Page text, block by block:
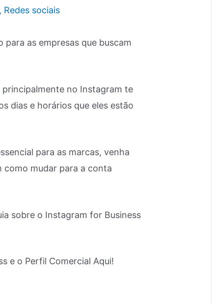
, Redes sociais
para as empresas que buscam
principalmente no Instagram te
dias e horários que eles estão
para as marcas, venha
como mudar para a conta
sobre o Instagram for Business